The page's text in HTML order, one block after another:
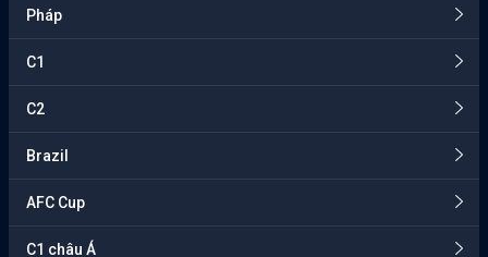
Pháp
C1
C2
Brazil
AFC Cup
C1 châu Á